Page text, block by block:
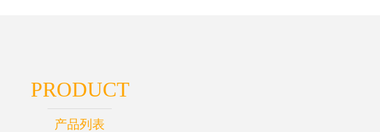
PRODUCT
产品列表